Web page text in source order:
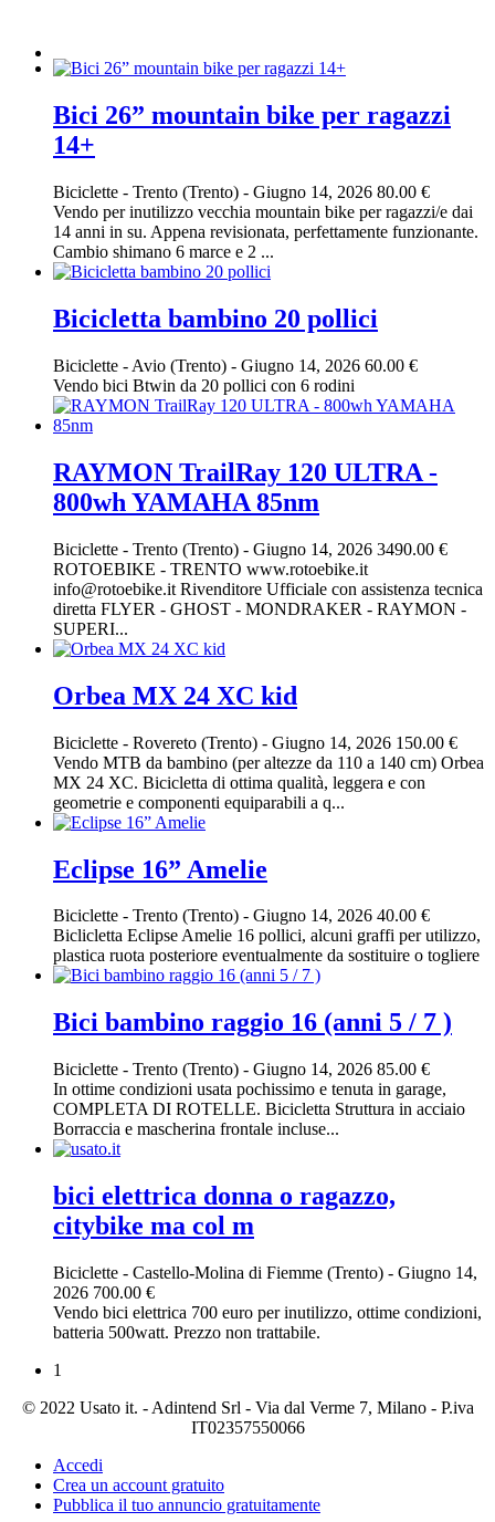
Bici 26” mountain bike per ragazzi
14+
Biciclette - Trento (Trento) - Giugno 14, 2026 80.00 €
Vendo per inutilizzo vecchia mountain bike per ragazzi/e dai
14 anni in su. Appena revisionata, perfettamente funzionante.
Cambio shimano 6 marce e 2 ...
Bicicletta bambino 20 pollici
Biciclette - Avio (Trento) - Giugno 14, 2026 60.00 €
Vendo bici Btwin da 20 pollici con 6 rodini
RAYMON TrailRay 120 ULTRA -
800wh YAMAHA 85nm
Biciclette - Trento (Trento) - Giugno 14, 2026 3490.00 €
ROTOEBIKE - TRENTO www.rotoebike.it
info@rotoebike.it Rivenditore Ufficiale con assistenza tecnica
diretta FLYER - GHOST - MONDRAKER - RAYMON -
SUPERI...
Orbea MX 24 XC kid
Biciclette - Rovereto (Trento) - Giugno 14, 2026 150.00 €
Vendo MTB da bambino (per altezze da 110 a 140 cm) Orbea
MX 24 XC. Bicicletta di ottima qualità, leggera e con
geometrie e componenti equiparabili a q...
Eclipse 16” Amelie
Biciclette - Trento (Trento) - Giugno 14, 2026 40.00 €
Biclicletta Eclipse Amelie 16 pollici, alcuni graffi per utilizzo,
plastica ruota posteriore eventualmente da sostituire o togliere
Bici bambino raggio 16 (anni 5 / 7 )
Biciclette - Trento (Trento) - Giugno 14, 2026 85.00 €
In ottime condizioni usata pochissimo e tenuta in garage,
COMPLETA DI ROTELLE. Bicicletta Struttura in acciaio
Borraccia e mascherina frontale incluse...
bici elettrica donna o ragazzo,
citybike ma col m
Biciclette - Castello-Molina di Fiemme (Trento) - Giugno 14,
2026 700.00 €
Vendo bici elettrica 700 euro per inutilizzo, ottime condizioni,
batteria 500watt. Prezzo non trattabile.
1
© 2022 Usato it. - Adintend Srl - Via dal Verme 7, Milano - P.iva
IT02357550066
Accedi
Crea un account gratuito
Pubblica il tuo annuncio gratuitamente